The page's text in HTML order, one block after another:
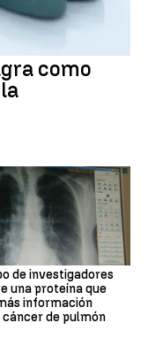
como
de investigadores
una proteína que
información
cáncer de pulmón